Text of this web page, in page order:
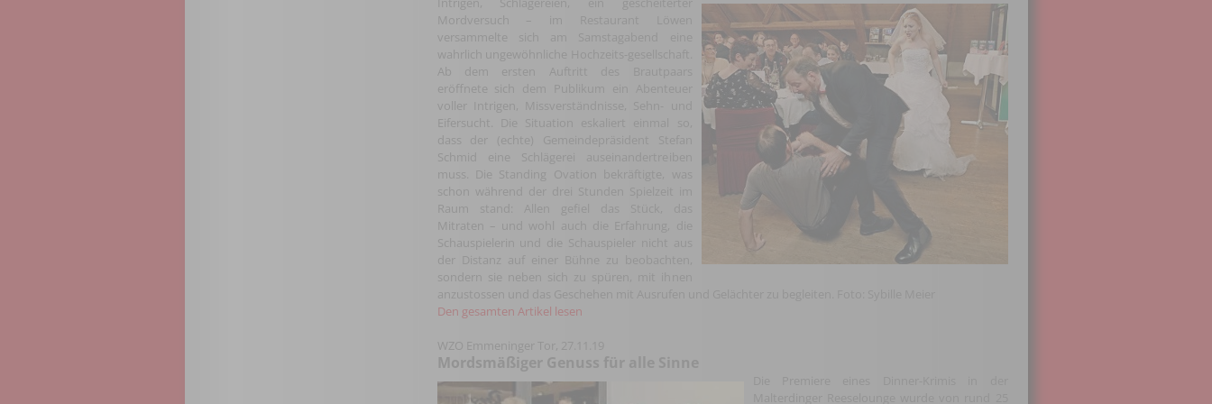
Mordversuch – im Restaurant Löwen
versammelte sich am Samstagabend eine
wahrlich ungewöhnliche Hochzeits-gesellschaft.
Ab dem ersten Auftritt des Brautpaars
eröffnete sich dem Publikum ein Abenteuer
voller Intrigen, Missverständnisse, Sehn- und
Eifersucht. Die Situation eskaliert einmal so,
dass der (echte) Gemeindepräsident Stefan
Schmid eine Schlägerei auseinandertreiben
muss. Die Standing Ovation bekräftigte, was
schon während der drei Stunden Spielzeit im
Raum stand: Allen gefiel das Stück, das
Mitraten – und wohl auch die Erfahrung, die
Schauspielerin und die Schauspieler nicht aus
der Distanz auf einer Bühne zu beobachten,
sondern sie neben sich zu spüren, mit ihnen
anzustossen und das Geschehen mit Ausrufen und Gelächter zu begleiten. Foto: Sybille Meier
Den gesamten Artikel lesen
WZO Emmeninger Tor, 27.11.19
Mordsmäßiger Genuss für alle Sinne